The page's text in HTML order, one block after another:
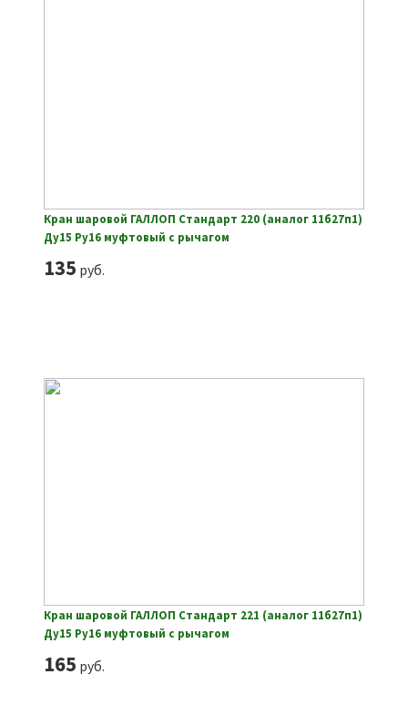
Кран шаровой ГАЛЛОП Стандарт 220 (аналог 11б27п1)
Ду15 Ру16 муфтовый с рычагом
135 руб.
Кран шаровой ГАЛЛОП Стандарт 221 (аналог 11б27п1)
Ду15 Ру16 муфтовый с рычагом
165 руб.